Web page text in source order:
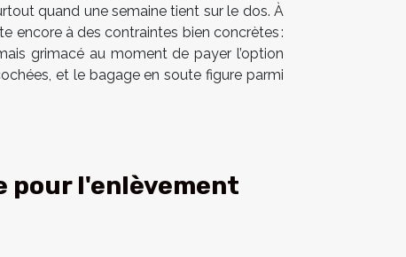
quand une semaine tient sur le dos. À
encore à des contraintes bien concrètes :
grimacé au moment de payer l’option
et le bagage en soute figure parmi
pour l'enlèvement